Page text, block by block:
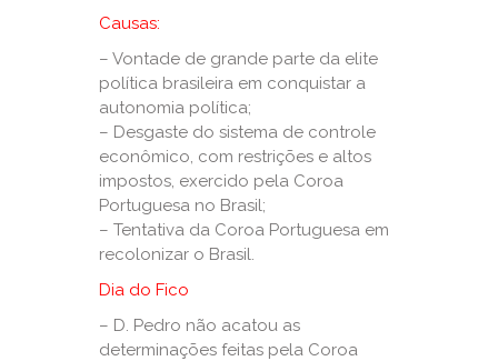
Causas:
– Vontade de grande parte da elite
política brasileira em conquistar a
autonomia política;
– Desgaste do sistema de controle
econômico, com restrições e altos
impostos, exercido pela Coroa
Portuguesa no Brasil;
– Tentativa da Coroa Portuguesa em
recolonizar o Brasil.
Dia do Fico
– D. Pedro não acatou as
determinações feitas pela Coroa